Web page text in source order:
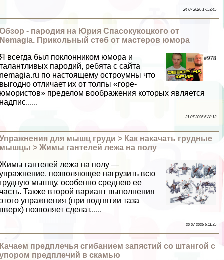
24 07 2026 17:53:45
Обзор - пародия на Юрия Спасокукоцкого от
Nemagia. Прикольный стеб от мастеров юмора
Я всегда был поклонником юмора и
талантливых пародий, ребята с сайта
nemagia.ru по настоящему остроумны что
выгодно отличает их от толпы «горе-
юмористов» пределом воображения которых является
надпис......
21 07 2026 6:38:12
Упражнения для мышц гpyди > Как накачать грудные
мышцы > Жимы гантелей лежа на полу
Жимы гантелей лежа на полу —
упражнение, позволяющее нагрузить всю
грудную мышцу, особенно среднею ее
часть. Также второй вариант выполнения
этого упражнения (при поднятии таза
вверх) позволяет сделат......
20 07 2026 6:11:35
Качаем предплечья сгибанием запястий со штангой с
упором предплечий в скамью